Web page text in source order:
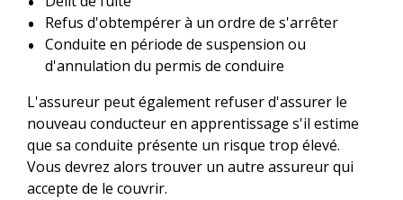
Refus d'obtempérer à un ordre de s'arrêter
Conduite en période de suspension ou
d'annulation du permis de conduire
L'assureur peut également refuser d'assurer le
nouveau conducteur en apprentissage s'il estime
que sa conduite présente un risque trop élevé.
Vous devrez alors trouver un autre assureur qui
accepte de le couvrir.